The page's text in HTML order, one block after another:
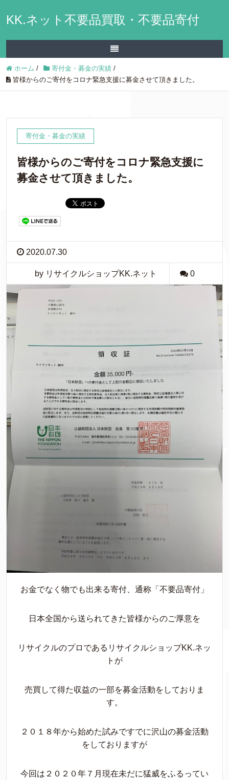
KK.ネット不要品買取・不要品寄付
ホーム / 寄付金・募金の実績 /
皆様からのご寄付をコロナ緊急支援に募金させて頂きました。
寄付金・募金の実績
皆様からのご寄付をコロナ緊急支援に
募金させて頂きました。
2020.07.30
by リサイクルショップKK.ネット 0
お金でなく物でも出来る寄付、通称「不要品寄付」
日本全国から送られてきた皆様からのご厚意を
リサイクルのプロであるリサイクルショップKK.ネッ
トが
売買して得た収益の一部を募金活動をしておりま
す。
２０１８年から始めた試みですでに沢山の募金活動
をしておりますが
今回は２０２０年７月現在未だに猛威をふるってい